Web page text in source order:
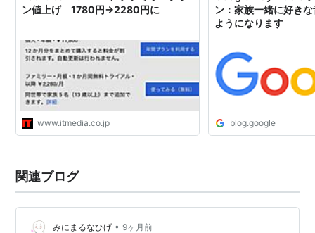
ン値上げ 1780円→2280円に
www.itmedia.co.jp
ン：家族一緒に好き
ようになります
blog.google
関連ブログ
みにまるなひげ • 9ヶ月前